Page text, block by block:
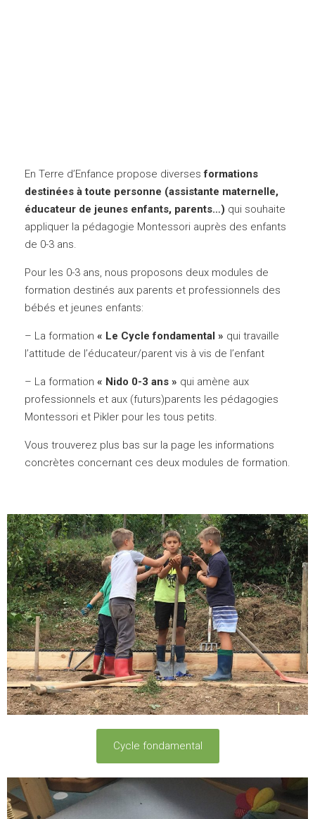
En Terre d’Enfance propose diversesformations
destinées à toute personne (assistante maternelle,
éducateur de jeunes enfants, parents…) qui souhaite
appliquer la pédagogie Montessori auprès des enfants
de 0-3 ans.
Pour les 0-3 ans, nous proposons deux modules de
formation destinés aux parents et professionnels des
bébés et jeunes enfants:
– La formation « Le Cycle fondamental » qui travaille
l’attitude de l’éducateur/parent vis à vis de l’enfant
– La formation « Nido 0-3 ans » qui amène aux
professionnels et aux (futurs)parents les pédagogies
Montessori et Pikler pour les tous petits.
Vous trouverez plus bas sur la page les informations
concrètes concernant ces deux modules de formation.
Cycle fondamental